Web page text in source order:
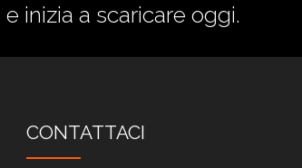
e inizia a scaricare oggi.
CONTATTACI